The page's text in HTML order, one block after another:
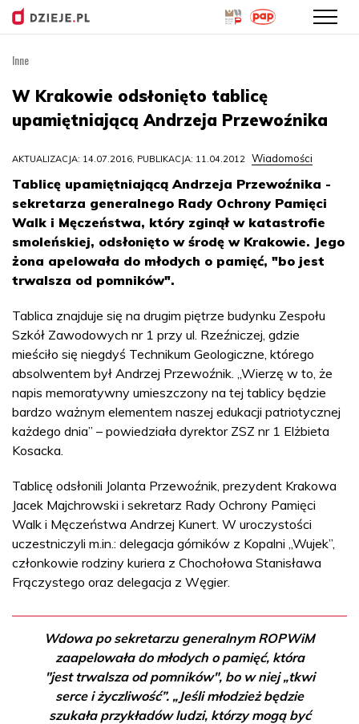
treści
Inne
W Krakowie odsłonięto tablicę
upamiętniającą Andrzeja Przewoźnika
AKTUALIZACJA: 14.07.2016, PUBLIKACJA: 11.04.2012 Wiadomości
Tablicę upamiętniającą Andrzeja Przewoźnika -
sekretarza generalnego Rady Ochrony Pamięci
Walk i Męczeństwa, który zginął w katastrofie
smoleńskiej, odsłonięto w środę w Krakowie. Jego
żona apelowała do młodych o pamięć, "bo jest
trwalsza od pomników".
Tablica znajduje się na drugim piętrze budynku Zespołu
Szkół Zawodowych nr 1 przy ul. Rzeźniczej, gdzie
mieściło się niegdyś Technikum Geologiczne, którego
absolwentem był Andrzej Przewoźnik. „Wierzę w to, że
napis memoratywny umieszczony na tej tablicy będzie
bardzo ważnym elementem naszej edukacji patriotycznej
każdego dnia” – powiedziała dyrektor ZSZ nr 1 Elżbieta
Kosacka.
Tablicę odsłonili Jolanta Przewoźnik, prezydent Krakowa
Jacek Majchrowski i sekretarz Rady Ochrony Pamięci
Walk i Męczeństwa Andrzej Kunert. W uroczystości
uczestniczyli m.in.: delegacja górników z Kopalni „Wujek”,
członkowie rodziny kuriera z Chochołowa Stanisława
Frączystego oraz delegacja z Węgier.
Wdowa po sekretarzu generalnym ROPWiM
zaapelowała do młodych o pamięć, która
"jest trwalsza od pomników", bo w niej „tkwi
serce i życzliwość”. „Jeśli młodzież będzie
szukała przykładów ludzi, którzy mogą być